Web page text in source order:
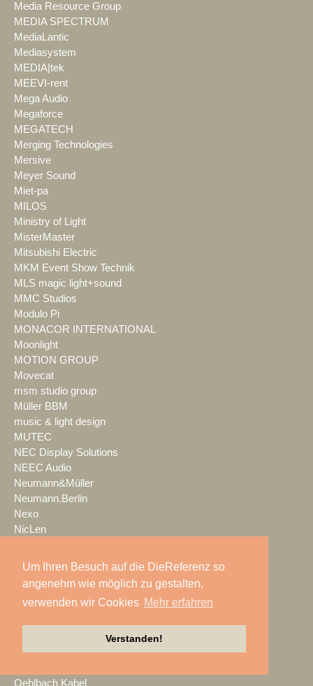
Um Ihren Besuch auf die DieReferenz so
angenehm wie möglich zu gestalten,
verwenden wir Cookies Mehr erfahren
Verstanden!
Media Resource Group
MEDIA SPECTRUM
MediaLantic
Mediasystem
MEDIA|tek
MEEVI-rent
Mega Audio
Megaforce
MEGATECH
Merging Technologies
Mersive
Meyer Sound
Miet-pa
MILOS
Ministry of Light
MisterMaster
Mitsubishi Electric
MKM Event Show Technik
MLS magic light+sound
MMC Studios
Modulo Pi
MONACOR INTERNATIONAL
Moonlight
MOTION GROUP
Movecat
msm studio group
Müller BBM
music & light design
MUTEC
NEC Display Solutions
NEEC Audio
Neumann&Müller
Neumann.Berlin
Nexo
NicLen
NIYU.productions
Nocturne Drones GmbH
NPB Veranstaltungstechnik
Oblong Industries
Oehlbach Kabel